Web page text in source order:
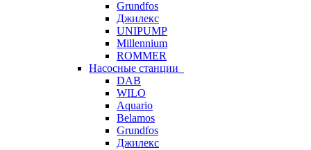
Grundfos
Джилекс
UNIPUMP
Millennium
ROMMER
Насосные станции
DAB
WILO
Aquario
Belamos
Grundfos
Джилекс